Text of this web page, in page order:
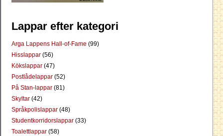
Lappar efter kategori
Arga Lappens Hall-of-Fame (99)
Hisslappar (56)
Kökslappar (47)
Postlådelappar (52)
På Stan-lappar (81)
Skyltar (42)
Språkpolislappar (48)
Studentkorridorslappar (33)
Toalettlappar (58)